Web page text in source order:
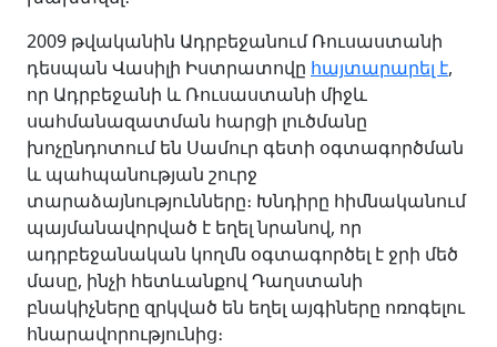
2009 թվականին Ադրբեջանում Ռուսաստանի
դեսպան Վասիլի Իստրատովը հայտարարել է,
որ Ադրբեջանի և Ռուսաստանի միջև
սահմանազատման հարցի լուծմանը
խոչընդոտում են Սամուր գետի օգտագործման
և պահպանության շուրջ
տարաձայնությունները։ Խնդիրը հիմնականում
պայմանավորված է եղել նրանով, որ
ադրբեջանական կողմն օգտագործել է ջրի մեծ
մասը, ինչի հետևանքով Դաղստանի
բնակիչները զրկված են եղել այգիները ոռոգելու
հնարավորությունից։